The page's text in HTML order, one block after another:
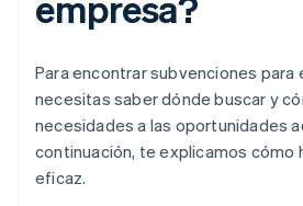
Para encontrar subvenciones para
necesitas saber dónde buscar y
necesidades a las oportunidades
continuación, te explicamos cómo
eficaz.